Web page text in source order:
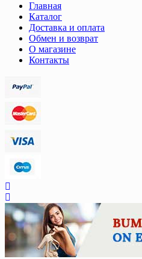
Главная
Каталог
Доставка и оплата
Обмен и возврат
О магазине
Контакты